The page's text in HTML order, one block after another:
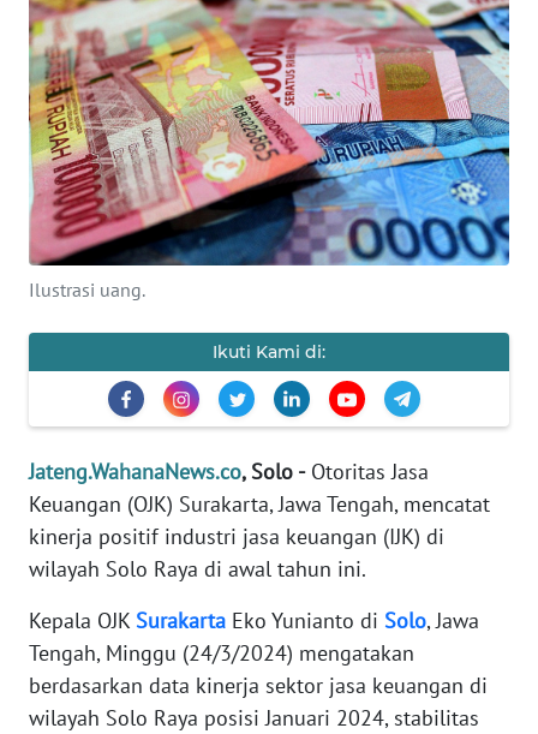
Ilustrasi uang.
Ikuti Kami di:
Jateng.WahanaNews.co, Solo -Otoritas Jasa
Keuangan (OJK) Surakarta, Jawa Tengah, mencatat
kinerja positif industri jasa keuangan (IJK) di
wilayah Solo Raya di awal tahun ini.
Kepala OJK Surakarta Eko Yunianto di Solo, Jawa
Tengah, Minggu (24/3/2024) mengatakan
berdasarkan data kinerja sektor jasa keuangan di
wilayah Solo Raya posisi Januari 2024, stabilitas
OPINI
SEMARANG
BOROBUDUR
Informasi
INDEKS
INFO
IKLAN
TENTANG
KAMI
PEDOMAN
MEDIA
SIBER